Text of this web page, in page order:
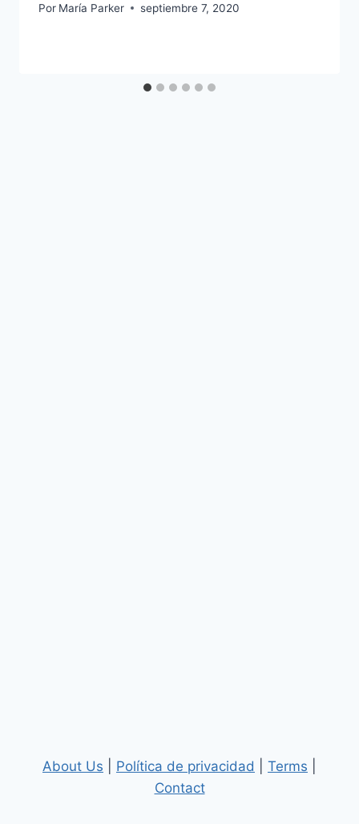
Por María Parker septiembre 7, 2020
About Us Política de privacidad Terms
Contact